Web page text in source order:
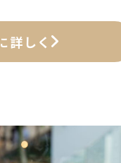
詳しく